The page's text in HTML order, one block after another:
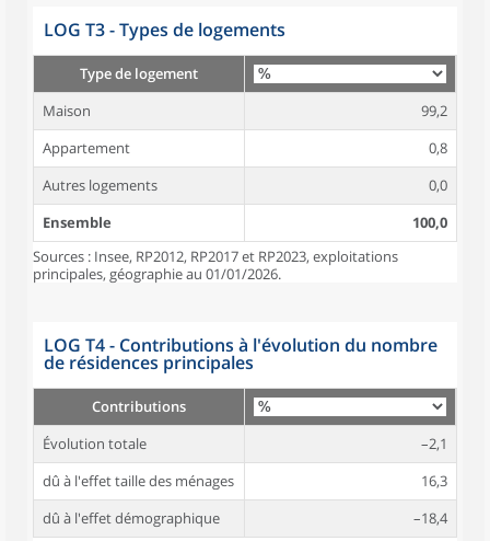
LOG T3 - Types de logements
Type de logement
Maison
99,2
Appartement
0,8
Autres logements
0,0
Ensemble
100,0
Sources : Insee, RP2012, RP2017 et RP2023, exploitations
principales, géographie au 01/01/2026.
LOG T4 - Contributions à l'évolution du nombre
de résidences principales
Contributions
Évolution totale
–2,1
dû à l'effet taille des ménages
16,3
dû à l'effet démographique
–18,4